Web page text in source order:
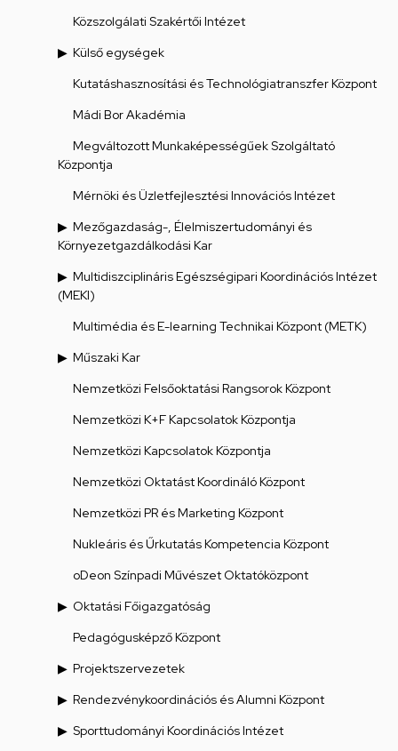
Közszolgálati Szakértői Intézet
Külső egységek
Kutatáshasznosítási és Technológiatranszfer Központ
Mádi Bor Akadémia
Megváltozott Munkaképességűek Szolgáltató
Központja
Mérnöki és Üzletfejlesztési Innovációs Intézet
Mezőgazdaság-, Élelmiszertudományi és
Környezetgazdálkodási Kar
Multidiszciplináris Egészségipari Koordinációs Intézet
(MEKI)
Multimédia és E-learning Technikai Központ (METK)
Műszaki Kar
Nemzetközi Felsőoktatási Rangsorok Központ
Nemzetközi K+F Kapcsolatok Központja
Nemzetközi Kapcsolatok Központja
Nemzetközi Oktatást Koordináló Központ
Nemzetközi PR és Marketing Központ
Nukleáris és Űrkutatás Kompetencia Központ
oDeon Színpadi Művészet Oktatóközpont
Oktatási Főigazgatóság
Pedagógusképző Központ
Projektszervezetek
Rendezvénykoordinációs és Alumni Központ
Sporttudományi Koordinációs Intézet